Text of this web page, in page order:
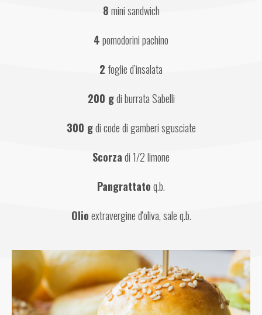
8 mini sandwich
4 pomodorini pachino
2 foglie d’insalata
200 g di burrata Sabelli
300 g di code di gamberi sgusciate
Scorza di 1/2 limone
Pangrattato q.b.
Olio extravergine d'oliva, sale q.b.